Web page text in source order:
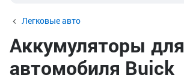
Легковые авто
Аккумуляторы для
автомобиля Buick